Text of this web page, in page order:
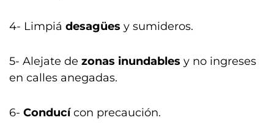
4- Limpiá desagües y sumideros.
5- Alejate de zonas inundables y no ingreses
en calles anegadas.
6- Conducícon precaución.